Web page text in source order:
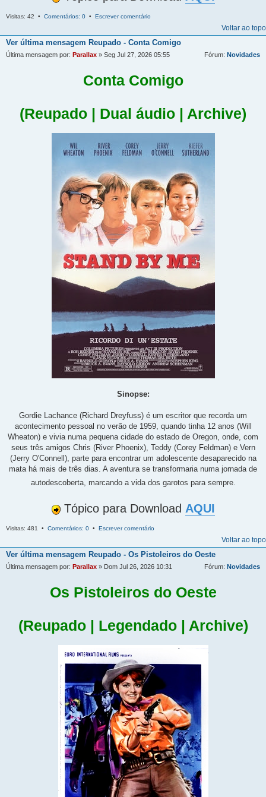
Visitas: 42 • Comentários: 0 • Escrever comentário
Voltar ao topo
Ver última mensagem Reupado - Conta Comigo
Última mensagem por: Parallax » Seg Jul 27, 2026 05:55 Fórum: Novidades
Conta Comigo
(Reupado | Dual áudio | Archive)
Sinopse:
Gordie Lachance (Richard Dreyfuss) é um escritor que recorda um
acontecimento pessoal no verão de 1959, quando tinha 12 anos (Will
Wheaton) e vivia numa pequena cidade do estado de Oregon, onde, com
seus três amigos Chris (River Phoenix), Teddy (Corey Feldman) e Vern
(Jerry O'Connell), parte para encontrar um adolescente desaparecido na
mata há mais de três dias. A aventura se transformaria numa jornada de
autodescoberta, marcando a vida dos garotos para sempre.
Tópico para Download AQUI
Visitas: 481 • Comentários: 0 • Escrever comentário
Voltar ao topo
Ver última mensagem Reupado - Os Pistoleiros do Oeste
Última mensagem por: Parallax » Dom Jul 26, 2026 10:31 Fórum: Novidades
Os Pistoleiros do Oeste
(Reupado | Legendado | Archive)